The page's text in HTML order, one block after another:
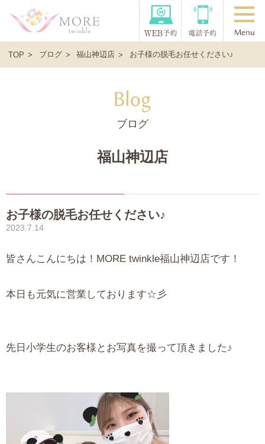
TOP ブログ 福山神辺店 お子様の脱毛お任せください♪
ブログ
福山神辺店
お子様の脱毛お任せください♪
2023.7.14
皆さんこんにちは！MORE twinkle福山神辺店です！
本日も元気に営業しております☆彡
先日小学生のお客様とお写真を撮って頂きました♪